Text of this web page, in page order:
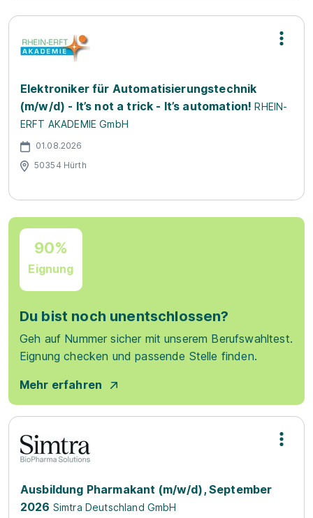
Elektroniker für Automatisierungstechnik
(m/w/d) - It’s not a trick - It’s automation! RHEIN-
ERFT AKADEMIE GmbH
01.08.2026
50354 Hürth
90%
Eignung
Du bist noch unentschlossen?
Geh auf Nummer sicher mit unserem Berufswahltest.
Eignung checken und passende Stelle finden.
Mehr erfahren
Ausbildung Pharmakant (m/w/d), September
2026 Simtra Deutschland GmbH